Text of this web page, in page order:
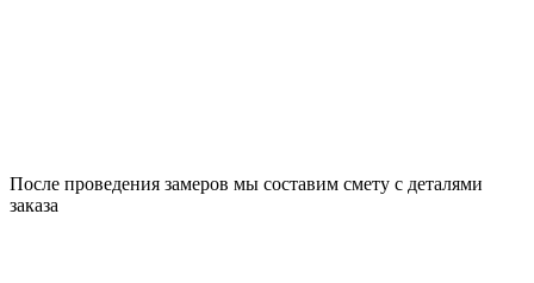
После проведения замеров мы составим смету с деталями
заказа